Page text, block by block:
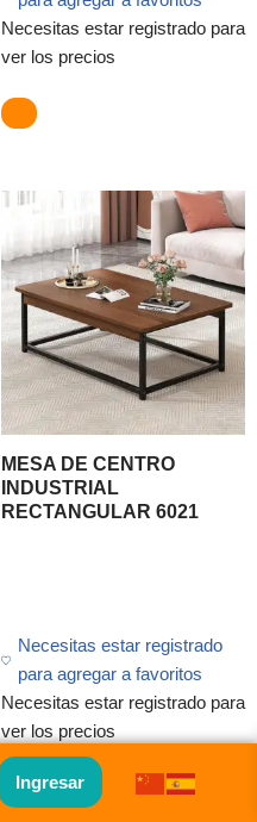
Necesitas estar registrado para
ver los precios
MESA DE CENTRO
INDUSTRIAL
RECTANGULAR 6021
Necesitas estar registrado
para agregar a favoritos
Necesitas estar registrado para
ver los precios
Ingresar